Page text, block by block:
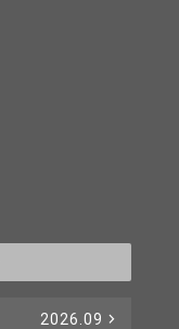
2026.09